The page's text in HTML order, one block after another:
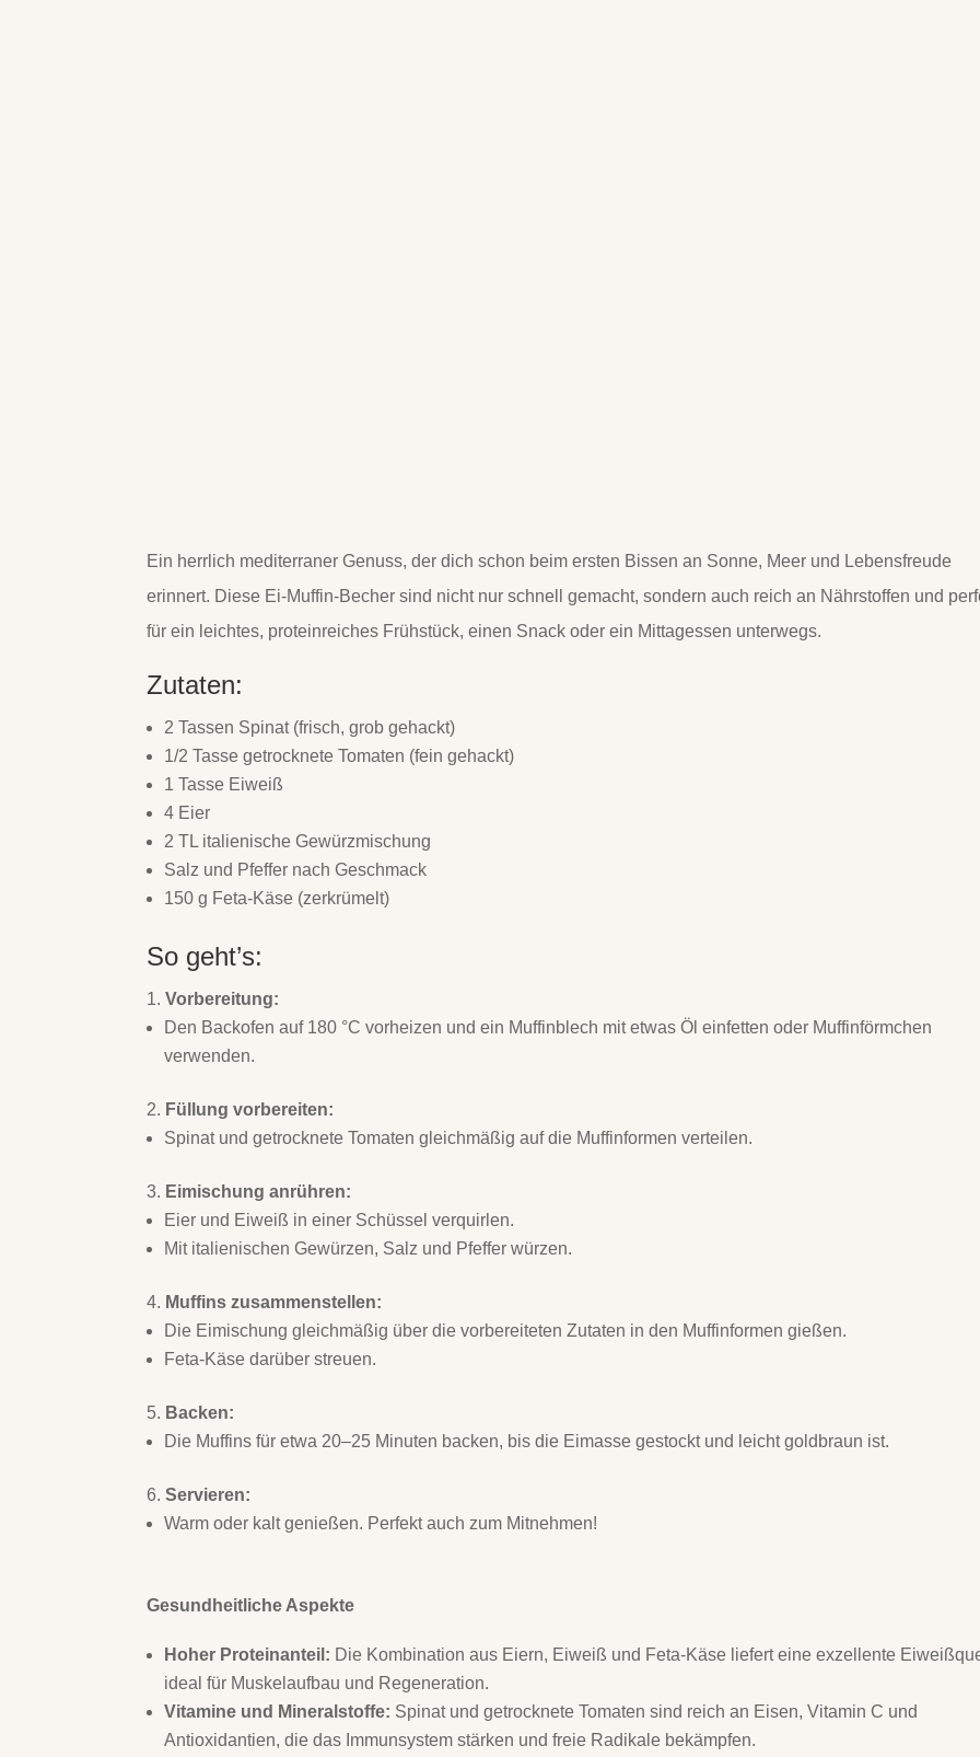
Ein herrlich mediterraner Genuss, der dich schon beim ersten Bissen an Sonne, Meer und Lebensfreude
erinnert. Diese Ei-Muffin-Becher sind nicht nur schnell gemacht, sondern auch reich an Nährstoffen und
für ein leichtes, proteinreiches Frühstück, einen Snack oder ein Mittagessen unterwegs.
Zutaten:
2 Tassen Spinat (frisch, grob gehackt)
1/2 Tasse getrocknete Tomaten (fein gehackt)
1 Tasse Eiweiß
4 Eier
2 TL italienische Gewürzmischung
Salz und Pfeffer nach Geschmack
150 g Feta-Käse (zerkrümelt)
So geht’s:
Vorbereitung:
Den Backofen auf 180 °C vorheizen und ein Muffinblech mit etwas Öl einfetten oder Muffinförmchen
verwenden.
Füllung vorbereiten:
Spinat und getrocknete Tomaten gleichmäßig auf die Muffinformen verteilen.
Eimischung anrühren:
Eier und Eiweiß in einer Schüssel verquirlen.
Mit italienischen Gewürzen, Salz und Pfeffer würzen.
Muffins zusammenstellen:
Die Eimischung gleichmäßig über die vorbereiteten Zutaten in den Muffinformen gießen.
Feta-Käse darüber streuen.
Backen:
Die Muffins für etwa 20–25 Minuten backen, bis die Eimasse gestockt und leicht goldbraun ist.
Servieren:
Warm oder kalt genießen. Perfekt auch zum Mitnehmen!
Gesundheitliche Aspekte
Hoher Proteinanteil: Die Kombination aus Eiern, Eiweiß und Feta-Käse liefert eine exzellente
ideal für Muskelaufbau und Regeneration.
Vitamine und Mineralstoffe: Spinat und getrocknete Tomaten sind reich an Eisen, Vitamin C und
Antioxidantien, die das Immunsystem stärken und freie Radikale bekämpfen.